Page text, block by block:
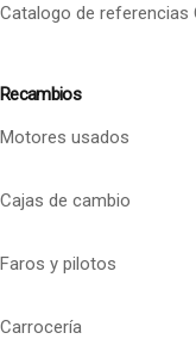
Catalogo de referencias
Recambios
Motores usados
Cajas de cambio
Faros y pilotos
Carrocería